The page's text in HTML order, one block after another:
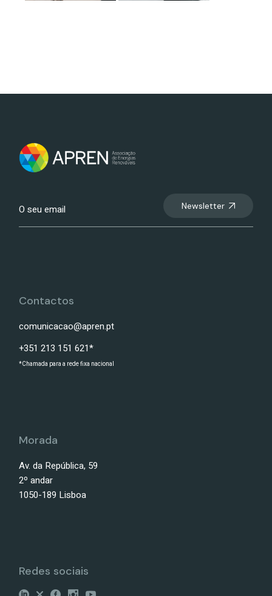
Newsletter
Contactos
comunicacao@apren.pt
+351 213 151 621*
*Chamada para a rede fixa nacional
Morada
Av. da República, 59
2º andar
1050-189 Lisboa
Redes sociais